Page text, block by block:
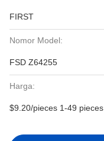
FIRST
Nomor Model:
FSD Z64255
Harga:
$9.20/pieces 1-49 pieces